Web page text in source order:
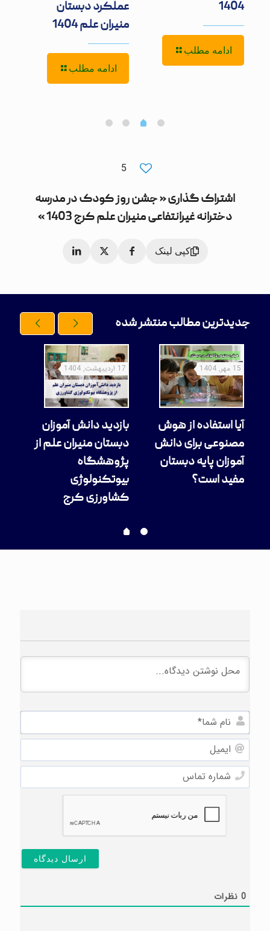
1404
ادامه مطلب
عملکرد دبستان
منیران علم 1404
ادامه مطلب
5
اشتراک گذاری « جشن روز کودک در مدرسه
دخترانه غیرانتفاعی منیران علم کرج 1403 »
کپی لینک
جدیدترین مطالب منتشر شده
15 مهر, 1404
آیا استفاده از هوش
مصنوعی برای دانش
آموزان پایه دبستان
مفید است؟
17 اردیبهشت, 1404
بازدید دانش آموزان
دبستان منیران علم از
پژوهشگاه
بیوتکنولوژی
کشاورزی کرج
نام
شما*
ایمیل
0 نظرات